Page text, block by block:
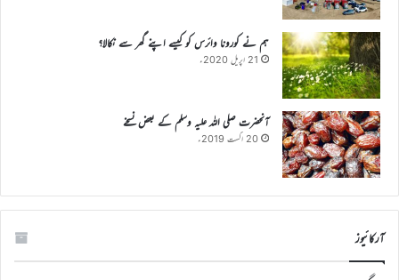
ہم نے کورونا وائرس کو کیسے اپنے گھر سے نکالا؟
21 اپریل 2020ء
آنحضرت صلی اللہ علیہ وسلم کے بعض نسخے
20 اگست 2019ء
آرکائیوز